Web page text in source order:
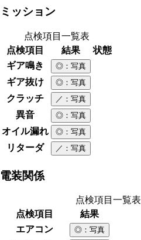
ミッション
点検項目一覧表
点検項目
結果
状態
ギア鳴き
◎ ：写真
ギア抜け ◎ ：写真
クラッチ ／ ：写真
異音 ◎ ：写真
オイル漏れ ◎ ：写真
リターダ ／ ：写真
電装関係
点検項目一覧表
点検項目
結果
エアコン
◎ ：写真